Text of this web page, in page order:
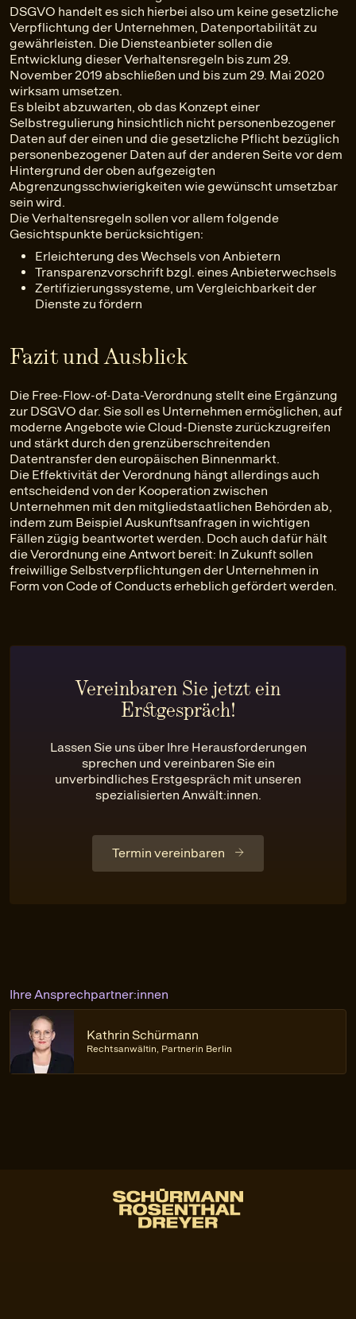
DSGVO handelt es sich hierbei also um keine gesetzliche
Verpflichtung der Unternehmen, Datenportabilität zu
gewährleisten. Die Diensteanbieter sollen die
Entwicklung dieser Verhaltensregeln bis zum 29.
November 2019 abschließen und bis zum 29. Mai 2020
wirksam umsetzen.
Es bleibt abzuwarten, ob das Konzept einer
Selbstregulierung hinsichtlich nicht personenbezogener
Daten auf der einen und die gesetzliche Pflicht bezüglich
personenbezogener Daten auf der anderen Seite vor dem
Hintergrund der oben aufgezeigten
Abgrenzungsschwierigkeiten wie gewünscht umsetzbar
sein wird.
Die Verhaltensregeln sollen vor allem folgende
Gesichtspunkte berücksichtigen:
Erleichterung des Wechsels von Anbietern
Transparenzvorschrift bzgl. eines Anbieterwechsels
Zertifizierungssysteme, um Vergleichbarkeit der
Dienste zu fördern
Fazit und Ausblick
Die Free-Flow-of-Data-Verordnung stellt eine Ergänzung
zur DSGVO dar. Sie soll es Unternehmen ermöglichen, auf
moderne Angebote wie Cloud-Dienste zurückzugreifen
und stärkt durch den grenzüberschreitenden
Datentransfer den europäischen Binnenmarkt.
Die Effektivität der Verordnung hängt allerdings auch
entscheidend von der Kooperation zwischen
Unternehmen mit den mitgliedstaatlichen Behörden ab,
indem zum Beispiel Auskunftsanfragen in wichtigen
Fällen zügig beantwortet werden. Doch auch dafür hält
die Verordnung eine Antwort bereit: In Zukunft sollen
freiwillige Selbstverpflichtungen der Unternehmen in
Form von Code of Conducts erheblich gefördert werden.
Vereinbaren Sie jetzt ein
Erstgespräch!
Lassen Sie uns über Ihre Herausforderungen
sprechen und vereinbaren Sie ein
unverbindliches Erstgespräch mit unseren
spezialisierten Anwält:innen.
Termin vereinbaren
Ihre Ansprechpartner:innen
Kathrin Schürmann
Rechtsanwältin, Partnerin Berlin